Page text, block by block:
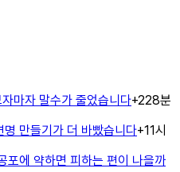
마자 말수가 줄었습니다+228분
만들기가 더 바빴습니다+11시
포에 약하면 피하는 편이 나을까